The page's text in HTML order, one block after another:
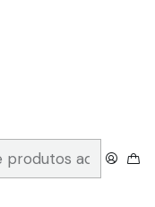
DE UM QR CODE